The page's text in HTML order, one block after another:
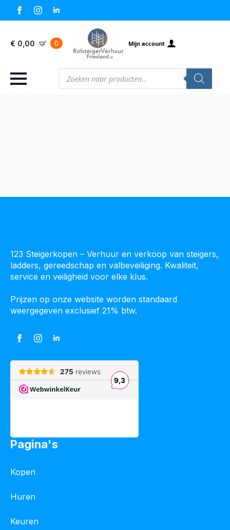
€ 0,00 0 Mijn account
Producten
zoeken
123 Steigerkopen – Verhuur en verkoop van steigers,
ladders, gereedschap en valbeveiliging. Kwaliteit,
service en veiligheid voor elke klus.
Prijzen op onze website worden standaard
weergegeven exclusief 21% btw.
Pagina's
Kopen
Huren
Keuren